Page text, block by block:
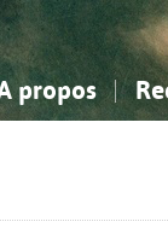
propos